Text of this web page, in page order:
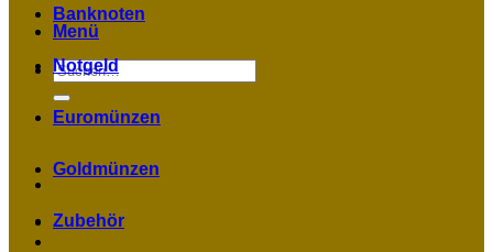
Menü
Suchen
nach:
Banknoten
Notgeld
Euromünzen
Goldmünzen
Zubehör